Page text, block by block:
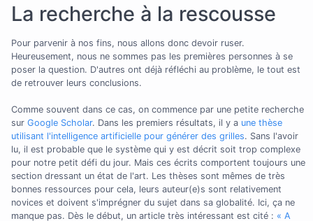
La recherche à la rescousse
Pour parvenir à nos fins, nous allons donc devoir ruser.
Heureusement, nous ne sommes pas les premières personnes à se
poser la question. D'autres ont déjà réfléchi au problème, le tout est
de retrouver leurs conclusions.
Comme souvent dans ce cas, on commence par une petite recherche
sur Google Scholar. Dans les premiers résultats, il y a une thèse
utilisant l'intelligence artificielle pour générer des grilles. Sans l'avoir
lu, il est probable que le système qui y est décrit soit trop complexe
pour notre petit défi du jour. Mais ces écrits comportent toujours une
section dressant un état de l'art. Les thèses sont mêmes de très
bonnes ressources pour cela, leurs auteur(e)s sont relativement
novices et doivent s'imprégner du sujet dans sa globalité. Ici, ça ne
manque pas. Dès le début, un article très intéressant est cité : « A